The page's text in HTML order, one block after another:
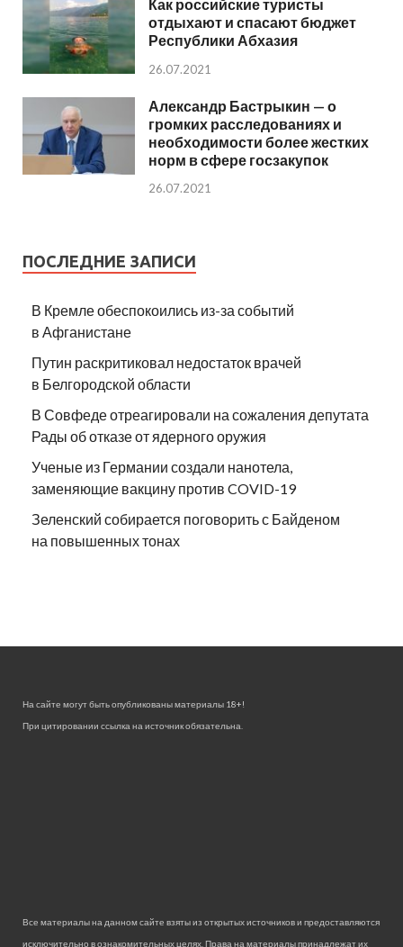
Как российские туристы
отдыхают и спасают бюджет
Республики Абхазия
26.07.2021
Александр Бастрыкин — о
громких расследованиях и
необходимости более жестких
норм в сфере госзакупок
26.07.2021
ПОСЛЕДНИЕ ЗАПИСИ
В Кремле обеспокоились из-за событий
в Афганистане
Путин раскритиковал недостаток врачей
в Белгородской области
В Совфеде отреагировали на сожаления депутата
Рады об отказе от ядерного оружия
Ученые из Германии создали нанотела,
заменяющие вакцину против COVID-19
Зеленский собирается поговорить с Байденом
на повышенных тонах
На сайте могут быть опубликованы материалы 18+!
При цитировании ссылка на источник обязательна.
Все материалы на данном сайте взяты из открытых источников и предоставляются
исключительно в ознакомительных целях. Права на материалы принадлежат их